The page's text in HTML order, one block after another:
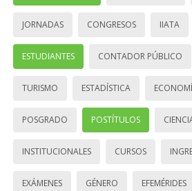
JORNADAS CONGRESOS IIATA
ESTUDIANTES CONTADOR PÚBLICO
TURISMO ESTADÍSTICA
POSGRADO POSTÍTULOS
INSTITUCIONALES CURSOS
EXÁMENES GÉNERO EFEMÉRIDES